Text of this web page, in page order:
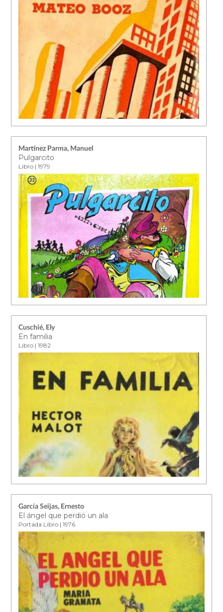
Martínez Parma, Manuel
Pulgarcito
Libro | 1979
Cuschié, Ely
En familia
Libro | 1982
García Seijas, Ernesto
El ángel que perdió un ala
Portada Libro | 1976